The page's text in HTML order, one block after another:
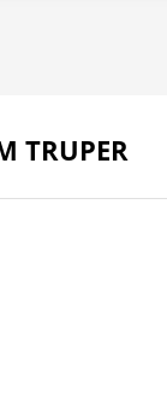
TRUPER